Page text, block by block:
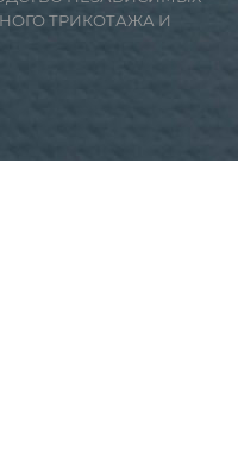
ТРИКОТАЖА И